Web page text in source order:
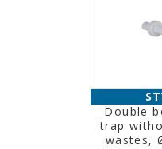
Double
trap
wastes,